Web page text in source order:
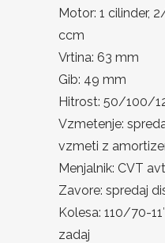
Motor: 1 cilinder,
ccm
Vrtina: 63 mm
Gib: 49 mm
Hitrost: 50/100/
Vzmetenje:
vzmeti z
Menjalnik: CVT
Zavore: spredaj
Kolesa: 110/70-
zadaj